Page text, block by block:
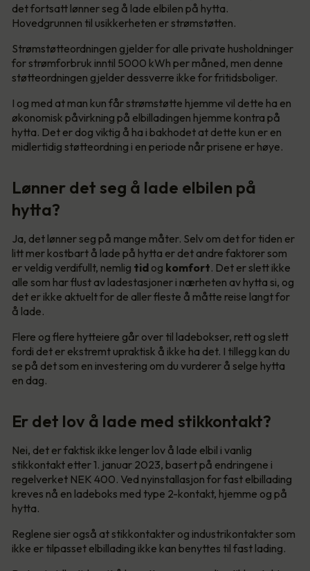
det fortsatt lønner seg å lade elbilen på hytta.
Hovedgrunnen til usikkerheten er strømstøtten.
Strømstøtteordningen gjelder for alle private husholdninger
for strømforbruk inntil 5000 kWh per måned, men denne
støtteordningen gjelder dessverre ikke for fritidsboliger.
I og med at man kun får strømstøtte hjemme vil dette ha en
økonomisk påvirkning på elbilladingen hjemme kontra på
hytta. Det er dog viktig å ha i bakhodet at dette kun er en
midlertidig støtteordning i en periode når prisene er høye.
Lønner det seg å lade elbilen på
hytta?
Ja, det lønner seg på mange måter. Selv om det for tiden er
litt mer kostbart å lade på hytta er det andre faktorer som
er veldig verdifullt, nemlig tid og komfort. Det er slett ikke
alle som har flust av ladestasjoner i nærheten av hytta si, og
det er ikke aktuelt for de aller fleste å måtte reise langt for
å lade.
Flere og flere hytteiere går over til ladebokser, rett og slett
fordi det er ekstremt upraktisk å ikke ha det. I tillegg kan du
se på det som en investering om du vurderer å selge hytta
en dag.
Er det lov å lade med stikkontakt?
Nei, det er faktisk ikke lenger lov å lade elbil i vanlig
stikkontakt etter 1. januar 2023, basert på endringene i
regelverket NEK 400. Ved nyinstallasjon for fast elbillading
kreves nå en ladeboks med type 2-kontakt, hjemme og på
hytta.
Reglene sier også at stikkontakter og industrikontakter som
ikke er tilpasset elbillading ikke kan benyttes til fast lading.